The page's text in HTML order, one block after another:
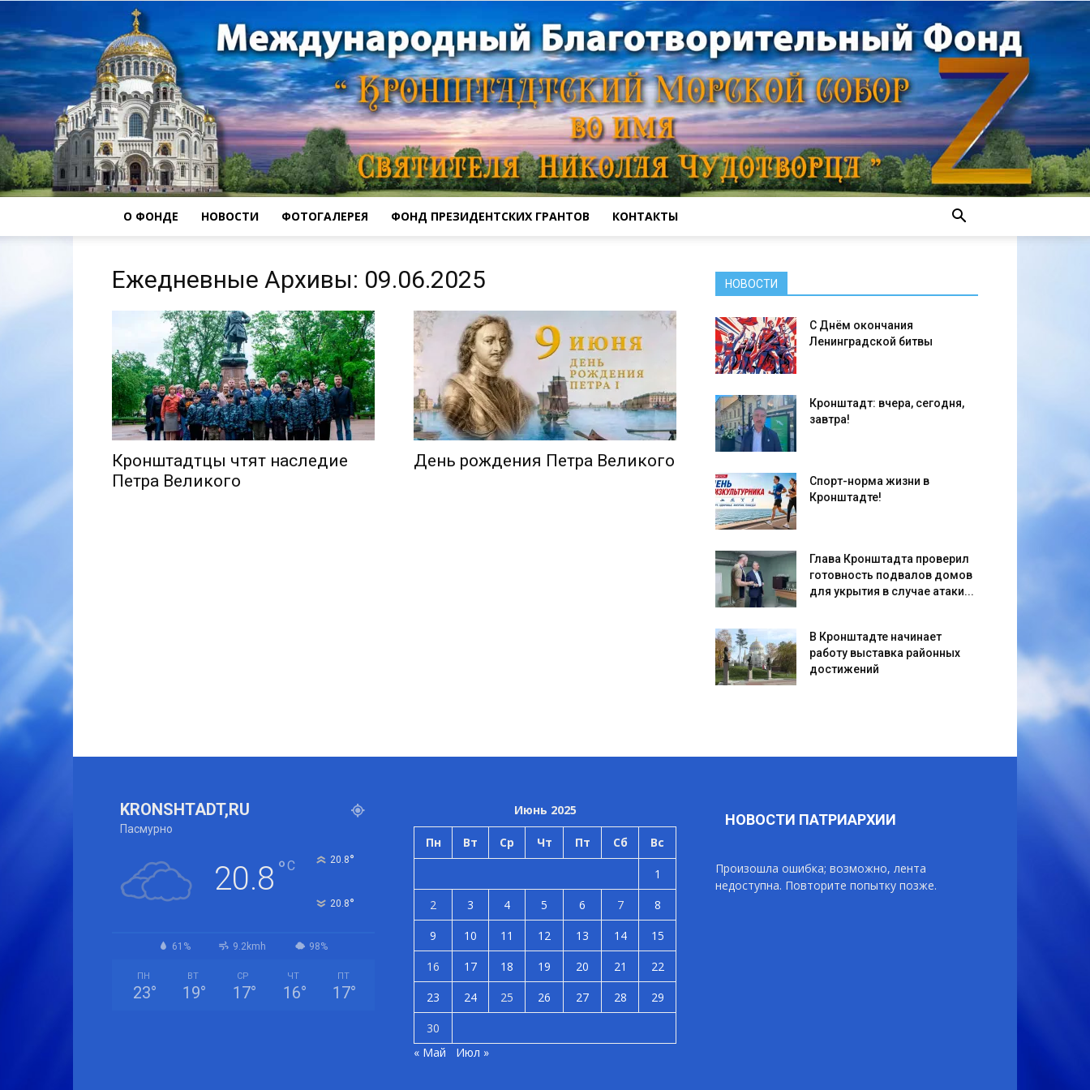
Морской
собор
О ФОНДЕ НОВОСТИ ФОТОГАЛЕРЕЯ ФОНД ПРЕЗИДЕНТСКИХ ГРАНТОВ КОНТАКТЫ
Ежедневные Архивы: 09.06.2025
Кронштадтцы чтят наследие
Петра Великого
День рождения Петра Великого
НОВОСТИ
С Днём окончания
Ленинградской битвы
Кронштадт: вчера, сегодня,
завтра!
Спорт-норма жизни в
Кронштадте!
Глава Кронштадта проверил
готовность подвалов домов
для укрытия в случае атаки...
В Кронштадте начинает
работу выставка районных
достижений
KRONSHTADT,RU
Пасмурно
20.8 °C 20.8°
20.8°
61% 9.2kmh 98%
ПН
23°
ВТ
19°
СР
17°
ЧТ
16°
ПТ
17°
Июнь 2025
Пн Вт Ср Чт Пт Сб Вс
1
2
3 4 5 6 7
8
9
10 11 12 13 14
15
16
17 18 19 20 21
22
23
24 25 26 27 28
29
30
« Май
Июл »
НОВОСТИ ПАТРИАРХИИ
Произошла ошибка; возможно, лента
недоступна. Повторите попытку позже.